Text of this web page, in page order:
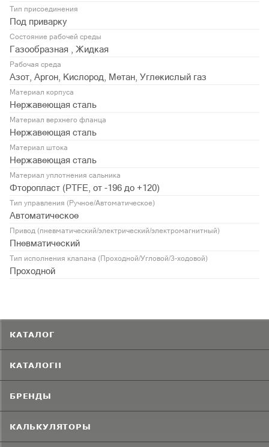
Тип присоединения
Под приварку
Состояние рабочей среды
Газообразная , Жидкая
Рабочая среда
Азот, Аргон, Кислород, Метан, Углекислый газ
Материал корпуса
Нержавеющая сталь
Материал верхнего фланца
Нержавеющая сталь
Материал штока
Нержавеющая сталь
Материал уплотнения сальника
Фторопласт (PTFE, от -196 до +120)
Тип управления (Ручное/Автоматическое)
Автоматическое
Привод (пневматический/электрический/электромагнитный)
Пневматический
Тип исполнения клапана (Проходной/Угловой/3-ходовой)
Проходной
КАТАЛОГ
КАТАЛОГИ
БРЕНДЫ
КАЛЬКУЛЯТОРЫ